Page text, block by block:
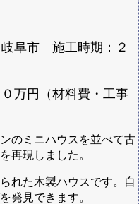
阜市 施工時期：２
万円（材料費・工事
のミニハウスを並べて古
再現しました。
れた木製ハウスです。自
発見できます。